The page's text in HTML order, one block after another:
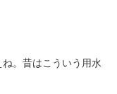
ね。昔はこういう用水